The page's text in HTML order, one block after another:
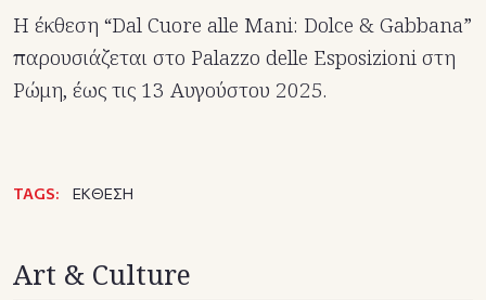
Η έκθεση “Dal Cuore alle Mani: Dolce & Gabbana”
παρουσιάζεται στο Palazzo delle Esposizioni στη
Ρώμη, έως τις 13 Αυγούστου 2025.
TAGS: ΕΚΘΕΣΗ
Art & Culture